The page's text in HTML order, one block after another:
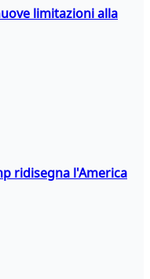
limitazioni alla
ridisegna l'America